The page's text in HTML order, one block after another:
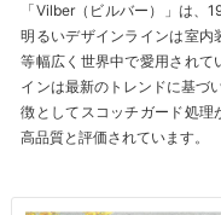
「Vilber（ビルバー）」は、
明るいデザインラインは室内
等幅広く世界中で愛用されて
インは最新のトレンドに基づ
徴としてスコッチガード処理
高品質と評価されています。